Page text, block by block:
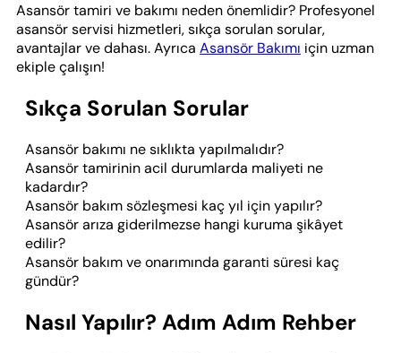
Asansör tamiri ve bakımı neden önemlidir? Profesyonel
asansör servisi hizmetleri, sıkça sorulan sorular,
avantajlar ve dahası. Ayrıca Asansör Bakımı için uzman
ekiple çalışın!
Sıkça Sorulan Sorular
Asansör bakımı ne sıklıkta yapılmalıdır?
Asansör tamirinin acil durumlarda maliyeti ne
kadardır?
Asansör bakım sözleşmesi kaç yıl için yapılır?
Asansör arıza giderilmezse hangi kuruma şikâyet
edilir?
Asansör bakım ve onarımında garanti süresi kaç
gündür?
Nasıl Yapılır? Adım Adım Rehber